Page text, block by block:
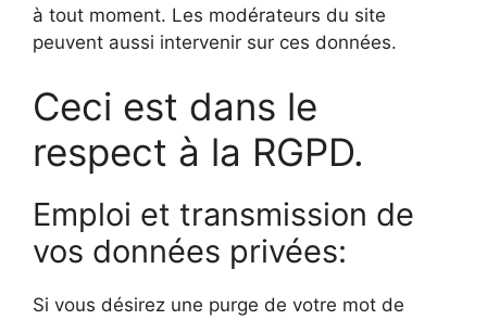
à tout moment. Les modérateurs du site
peuvent aussi intervenir sur ces données.
Ceci est dans le
respect à la RGPD.
Emploi et transmission de
vos données privées:
Si vous désirez une purge de votre mot de